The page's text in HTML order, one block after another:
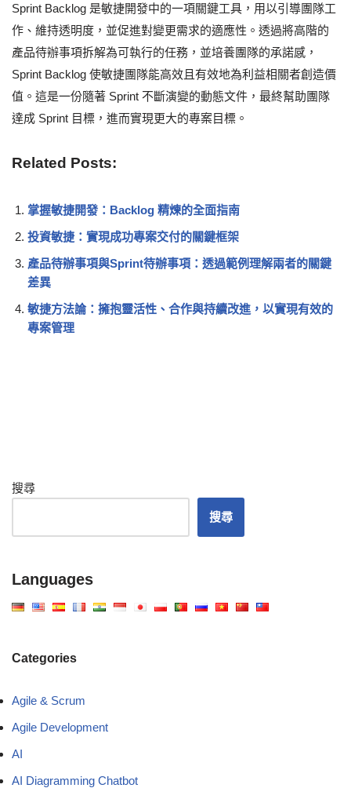
Sprint Backlog 是敏捷開發中的一項關鍵工具，用以引導團隊工
作、維持透明度，並促進對變更需求的適應性。透過將高階的
產品待辦事項拆解為可執行的任務，並培養團隊的承諾感，
Sprint Backlog 使敏捷團隊能高效且有效地為利益相關者創造價
值。這是一份隨著 Sprint 不斷演變的動態文件，最終幫助團隊
達成 Sprint 目標，進而實現更大的專案目標。
Related Posts:
掌握敏捷開發：Backlog 精煉的全面指南
投資敏捷：實現成功專案交付的關鍵框架
產品待辦事項與Sprint待辦事項：透過範例理解兩者的關鍵
差異
敏捷方法論：擁抱靈活性、合作與持續改進，以實現有效的
專案管理
搜尋
搜尋
Languages
Categories
Agile & Scrum
Agile Development
AI
AI Diagramming Chatbot